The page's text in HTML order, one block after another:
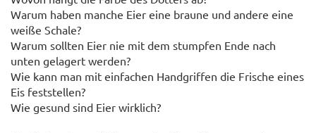
Warum haben manche Eier eine braune und andere eine
weiße Schale?
Warum sollten Eier nie mit dem stumpfen Ende nach
unten gelagert werden?
Wie kann man mit einfachen Handgriffen die Frische eines
Eis feststellen?
Wie gesund sind Eier wirklich?